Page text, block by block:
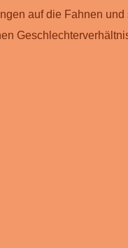
auf die Fahnen